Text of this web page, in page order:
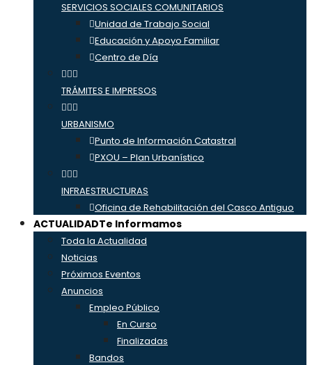
SERVICIOS SOCIALES COMUNITARIOS
Unidad de Trabajo Social
Educación y Apoyo Familiar
Centro de Día
TRÁMITES E IMPRESOS
URBANISMO
Punto de Información Catastral
PXOU – Plan Urbanístico
INFRAESTRUCTURAS
Oficina de Rehabilitación del Casco Antiguo
ACTUALIDADTe Informamos
Toda la Actualidad
Noticias
Próximos Eventos
Anuncios
Empleo Público
En Curso
Finalizadas
Bandos